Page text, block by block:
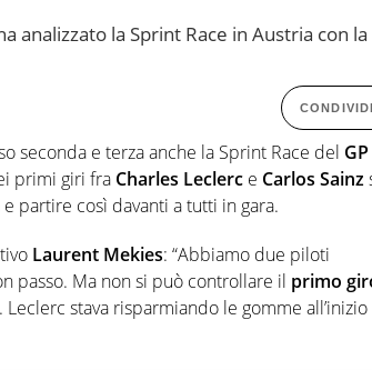
analizzato la Sprint Race in Austria con
CONDIVIDI
seconda e terza anche la Sprint Race del GP
primi giri fra Charles Leclerc e Carlos Sainz
partire così davanti a tutti in gara.
Laurent Mekies: “Abbiamo due piloti
passo. Ma non si può controllare il primo
stava risparmiando le gomme all’inizio